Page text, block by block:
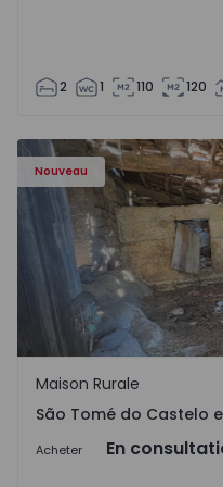
2 1 110 120
Nouveau
Maison Vila Real, São
São Tomé do Castelo e
Maison Rurale
São Tomé do Castelo
Acheter En